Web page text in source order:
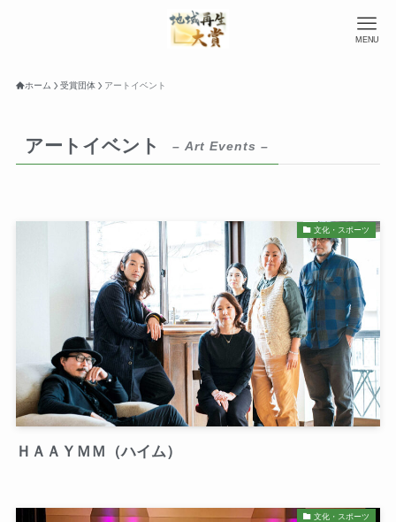
MENU
ホーム 受賞団体 アートイベント
アートイベント – Art Events –
文化・スポーツ
ＨＡＡＹＭＭ（ハイム）
文化・スポーツ